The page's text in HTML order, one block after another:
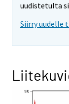
uudistetulta
Siirry uudelle